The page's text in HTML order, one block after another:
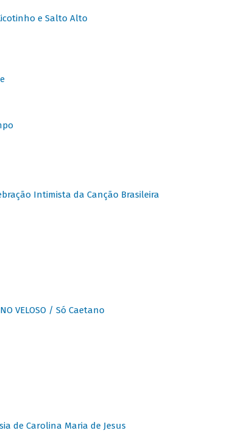
e Salto Alto
Intimista da Canção Brasileira
VELOSO / Só Caetano
de Carolina Maria de Jesus